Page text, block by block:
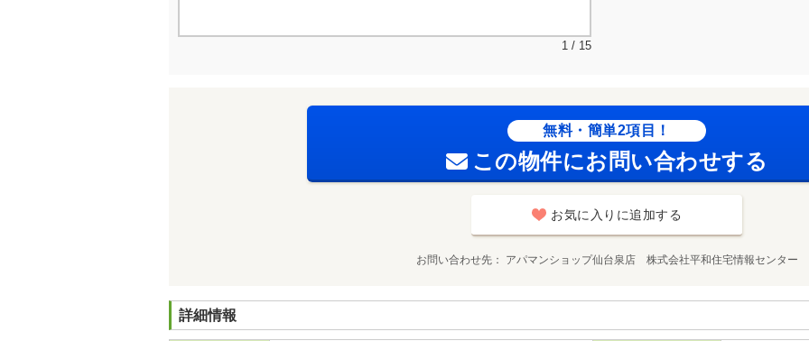
1 / 15
無料・簡単2項目！
この物件にお問い合わせする
お気に入りに追加する
お問い合わせ先 アパマンショップ仙台泉店 株式会社平和住宅情報センター
詳細情報